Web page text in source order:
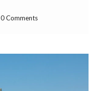
0 Comments